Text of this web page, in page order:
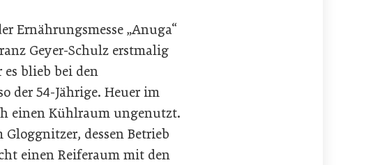
Ernährungsmesse „Anuga“
Geyer-Schulz erstmalig
blieb bei den
der 54-Jährige. Heuer im
einen Kühlraum ungenutzt.
dessen Betrieb
einen Reiferaum mit den